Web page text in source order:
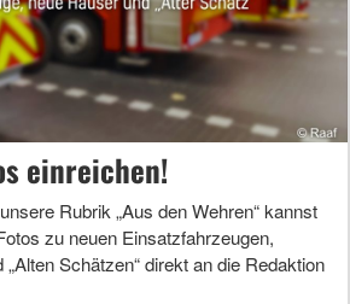
einreichen!
Rubrik „Aus den Wehren“ kannst
zu neuen Einsatzfahrzeugen,
Schätzen“ direkt an die Redaktion